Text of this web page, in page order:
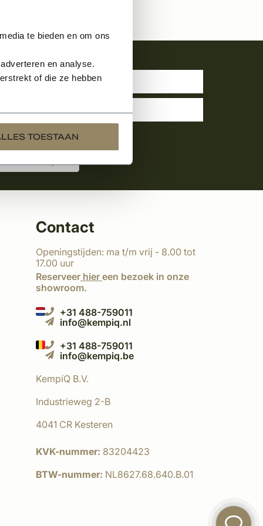
te bieden en om ons
en analyse.
of die ze hebben
TOESTAAN
Contact
Openingstijden: ma t/m vrij - 8.00 tot
17.00 uur
Reserveer hier een bezoek in onze
showroom.
+31 488-759011
info@kempiq.nl
+31 488-759011
info@kempiq.be
KempíQ B.V.
Industrieweg 2-B
4041 CR Kesteren
KVK-nummer: 83204423
BTW-nummer: NL8627.68.640.B.01